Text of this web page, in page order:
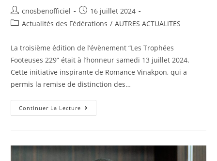
cnosbenofficiel
16 juillet 2024
Actualités des Fédérations / AUTRES ACTUALITES
La troisième édition de l’évènement “Les Trophées
Footeuses 229” était à l’honneur samedi 13 juillet 2024.
Cette initiative inspirante de Romance Vinakpon, qui a
permis la remise de distinction des…
Continuer La Lecture